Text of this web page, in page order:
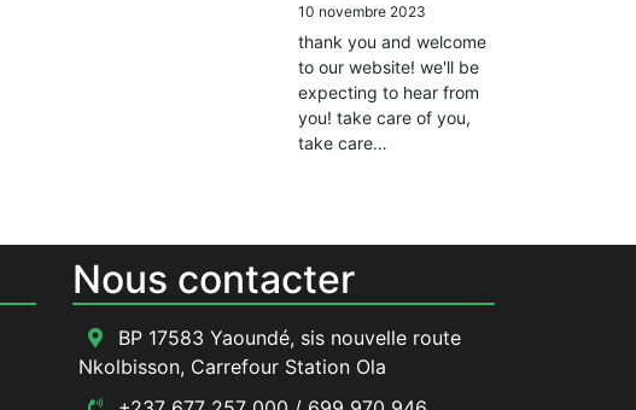
10 novembre 2023
thank you and welcome
to our website! we'll be
expecting to hear from
you! take care of you,
take care…
Nous contacter
BP 17583 Yaoundé, sis nouvelle route
Nkolbisson, Carrefour Station Ola